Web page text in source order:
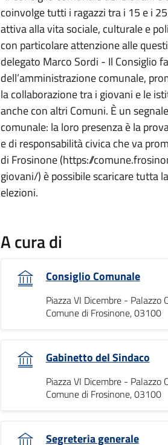
coinvolge tutti i ragazzi tra i 15 e i
attiva alla vita sociale, culturale e
con particolare attenzione alle
delegato Marco Sordi - Il Consiglio
dell’amministrazione comunale,
la collaborazione tra i giovani e le
anche con altri Comuni. È un
comunale: la loro presenza è la
e di responsabilità civica che va
di Frosinone (https://
giovani/) è possibile scaricare tutta
elezioni.
A cura di
Consiglio Comunale
Piazza VI Dicembre - Palazzo
Comune di Frosinone, 03100
Gabinetto del Sindaco
Piazza VI Dicembre - Palazzo
Comune di Frosinone, 03100
Segreteria generale